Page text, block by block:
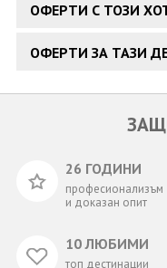
ОФЕРТИ С ТОЗИ
ОФЕРТИ ЗА ТАЗИ
26 ГОДИНИ
професионализъм
и доказан опит
10 ЛЮБИМИ
топ дестинации